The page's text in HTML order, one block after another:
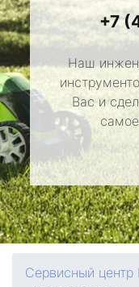
+7
Наш
Вас и
Сервисный центр